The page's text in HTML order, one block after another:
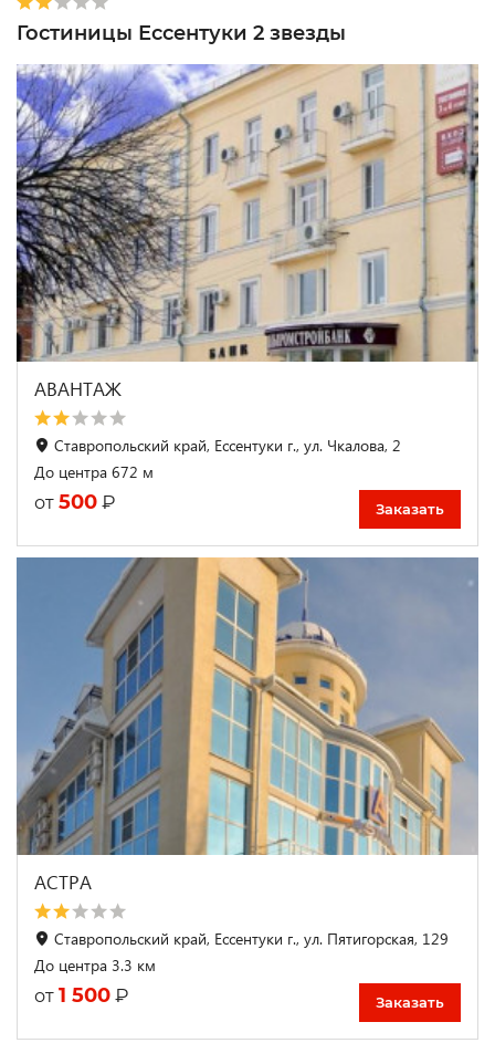
Гостиницы Ессентуки 2 звезды
АВАНТАЖ
Ставропольский край, Ессентуки г., ул. Чкалова, 2
До центра 672 м
от 500 ₽ Заказать
АСТРА
Ставропольский край, Ессентуки г., ул. Пятигорская, 129
До центра 3.3 км
от 1 500 ₽ Заказать